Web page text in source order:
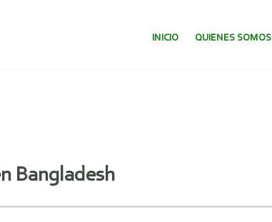
SALTAR AL CONTENIDO.
INICIO QUIENES SOMOS
Bangladesh